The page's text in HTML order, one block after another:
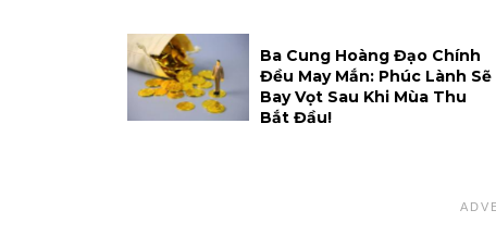
Ba Cung Hoàng Đạo Chính
Đều May Mắn: Phúc Lành Sẽ
Bay Vọt Sau Khi Mùa Thu
Bắt Đầu!